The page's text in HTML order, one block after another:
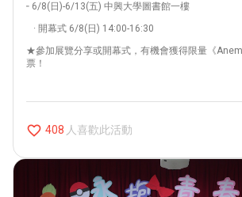
╴6/8(日)-6/13(五) 中興大學圖書館一樓
· 開幕式 6/8(日) 14:00-16:30
★參加展覽分享或開幕式，有機會獲得限量《
票！
favorite_border 408 人喜歡此活動